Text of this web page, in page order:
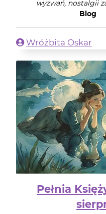
wyzwań, nostalgii
Blog
Wróżbita Oskar
Pełnia